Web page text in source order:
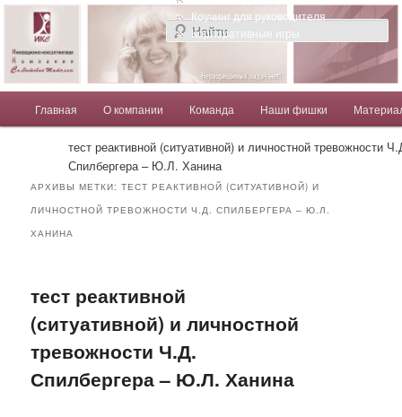
Солдатова Татьяна
Компания Солдатовой Татьяны
Главное менюПерейти к основному содержимому
Перейти к дополнительному содержимому
Главная О компании Команда Наши фишки
Коучинг для руководителя
Корпоративные игры
тест реактивной (ситуативной) и личностной тревожности
Спилбергера – Ю.Л. Ханина
АРХИВЫ МЕТКИ:ТЕСТ РЕАКТИВНОЙ (СИТУАТИВНОЙ) И
ЛИЧНОСТНОЙ ТРЕВОЖНОСТИ Ч.Д. СПИЛБЕРГЕРА – Ю.Л.
ХАНИНА
тест реактивной
(ситуативной) и личностной
тревожности Ч.Д.
Спилбергера – Ю.Л. Ханина